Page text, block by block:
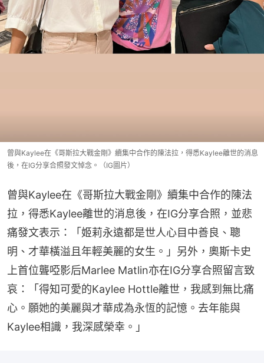
曾與Kaylee在《哥斯拉大戰金剛》續集中合作的陳法拉，得悉Kaylee離世的消息
後，在IG分享合照發文悼念。（IG圖片）
曾與Kaylee在《哥斯拉大戰金剛》續集中合作的陳法
拉，得悉Kaylee離世的消息後，在IG分享合照，並悲
痛發文表示：「姬莉永遠都是世人心目中善良、聰
明、才華橫溢且年輕美麗的女生。」另外，奧斯卡史
上首位聾啞影后Marlee Matlin亦在IG分享合照留言致
哀：「得知可愛的Kaylee Hottle離世，我感到無比痛
心。願她的美麗與才華成為永恆的記憶。去年能與
Kaylee相識，我深感榮幸。」